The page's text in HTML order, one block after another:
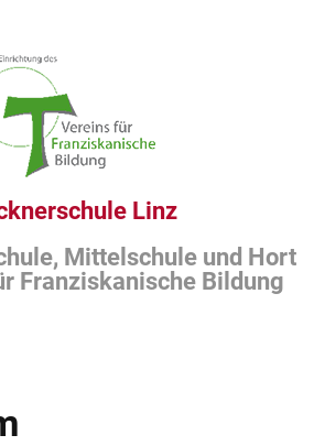
Linz
Mittelschule und Hort
Franziskanische Bildung